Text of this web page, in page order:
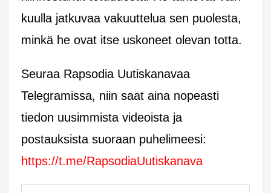
kuulla jatkuvaa vakuuttelua sen puolesta,
minkä he ovat itse uskoneet olevan totta.
Seuraa Rapsodia Uutiskanavaa
Telegramissa, niin saat aina nopeasti
tiedon uusimmista videoista ja
postauksista suoraan puhelimeesi:
https://t.me/RapsodiaUutiskanava